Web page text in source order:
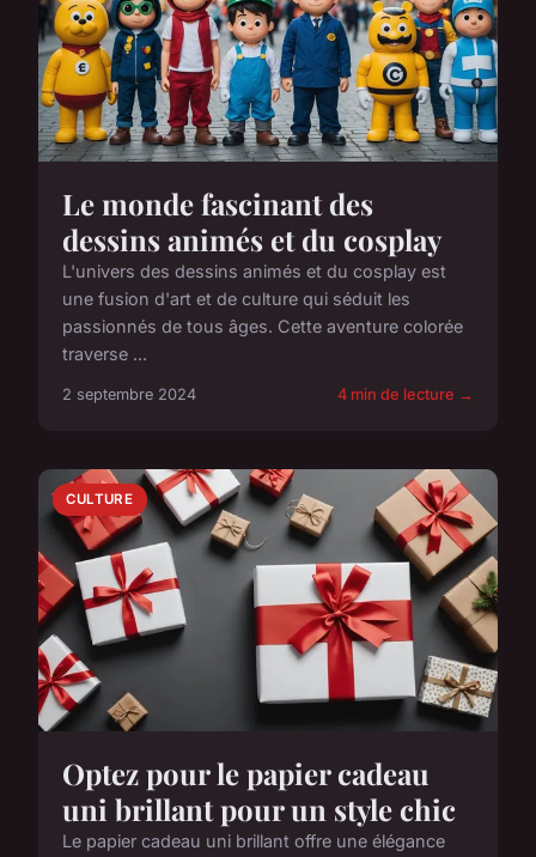
Le monde fascinant des
dessins animés et du cosplay
L'univers des dessins animés et du cosplay est
une fusion d'art et de culture qui séduit les
passionnés de tous âges. Cette aventure colorée
traverse ...
2 septembre 2024 4 min de lecture →
CULTURE
Optez pour le papier cadeau
uni brillant pour un style chic
Le papier cadeau uni brillant offre une élégance